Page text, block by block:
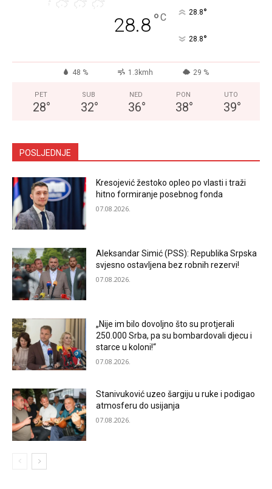
28.8°C 28.8°
28.8°
48 % 1.3kmh 29 %
PET
28°
SUB
32°
NED
36°
PON
38°
UTO
39°
POSLJEDNJE
Kresojević žestoko opleo po vlasti i traži
hitno formiranje posebnog fonda
07.08.2026.
Aleksandar Simić (PSS): Republika Srpska
svjesno ostavljena bez robnih rezervi!
07.08.2026.
„Nije im bilo dovoljno što su protjerali
250.000 Srba, pa su bombardovali djecu i
starce u koloni!“
07.08.2026.
Stanivuković uzeo šargiju u ruke i podigao
atmosferu do usijanja
07.08.2026.